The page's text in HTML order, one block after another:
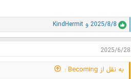
ا
م
ت
ی
ا
2025/8/8 و KindHermit
2025/6/28
به نقل از Becoming :